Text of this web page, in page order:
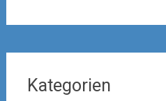
Kategorien